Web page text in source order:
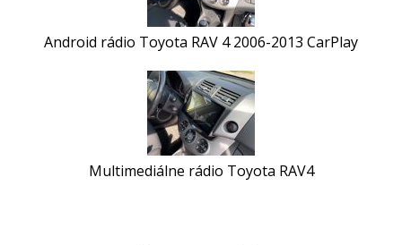
Android rádio Toyota RAV 4 2006-2013 CarPlay
Multimediálne rádio Toyota RAV4